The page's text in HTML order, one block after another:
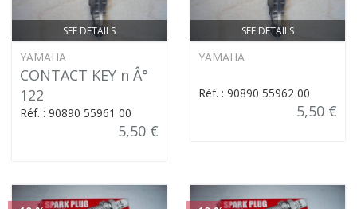
SEE DETAILS
YAMAHA
CONTACT KEY n Â°
122
Réf. : 90890 55961 00
5,50 €
SEE DETAILS
YAMAHA
Réf. : 90890 55962 00
5,50 €